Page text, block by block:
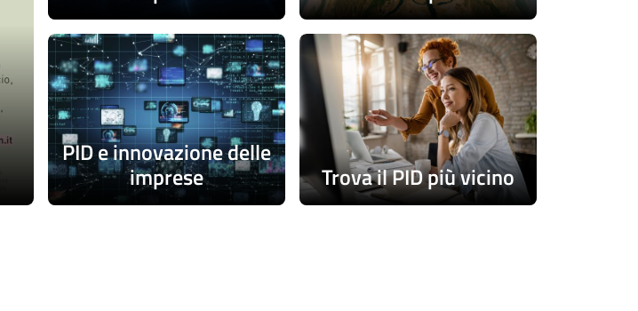
PID e innovazione delle
imprese Trova il PID più vicino